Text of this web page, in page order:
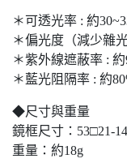
＊可透光率 : 約
＊偏光度（減少雜
＊紫外線遮蔽率 : 約
＊藍光阻隔率 : 約
◆尺寸與重量
鏡框尺寸：53□21-
重量：約18g